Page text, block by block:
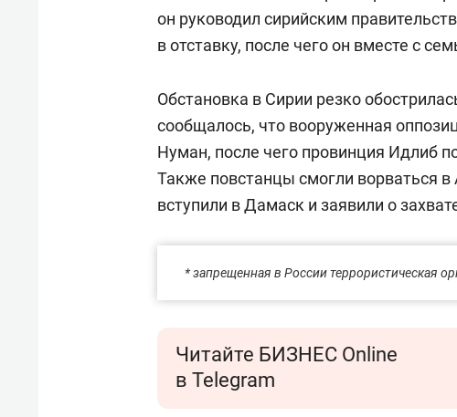
он руководил сирийским
в отставку, после чего он вместе с
Обстановка в Сирии резко
сообщалось, что вооруженная
Нуман, после чего провинция Идлиб
Также повстанцы смогли ворваться
вступили в Дамаск и заявили о
* запрещенная в России террористическая
Читайте БИЗНЕС Online
в Telegram